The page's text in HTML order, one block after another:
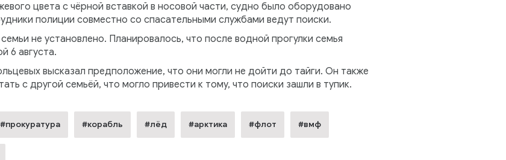
цвета с чёрной вставкой в носовой части, судно было оборудовано
полиции совместно со спасательными службами ведут поиски.
не установлено. Планировалось, что после водной прогулки семья
6 августа.
высказал предположение, что они могли не дойти до тайги. Он также
с другой семьёй, что могло привести к тому, что поиски зашли в тупик.
#прокуратура #корабль #лёд #арктика #флот #вмф